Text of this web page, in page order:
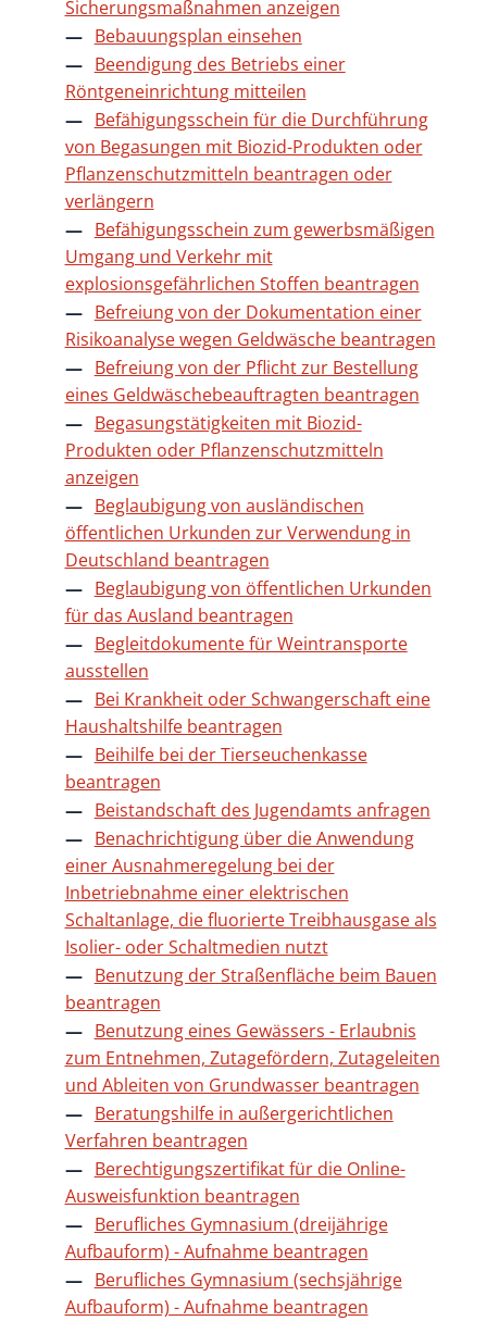
Sicherungsmaßnahmen anzeigen
Bebauungsplan einsehen
Beendigung des Betriebs einer
Röntgeneinrichtung mitteilen
Befähigungsschein für die Durchführung
von Begasungen mit Biozid-Produkten oder
Pflanzenschutzmitteln beantragen oder
verlängern
Befähigungsschein zum gewerbsmäßigen
Umgang und Verkehr mit
explosionsgefährlichen Stoffen beantragen
Befreiung von der Dokumentation einer
Risikoanalyse wegen Geldwäsche beantragen
Befreiung von der Pflicht zur Bestellung
eines Geldwäschebeauftragten beantragen
Begasungstätigkeiten mit Biozid-
Produkten oder Pflanzenschutzmitteln
anzeigen
Beglaubigung von ausländischen
öffentlichen Urkunden zur Verwendung in
Deutschland beantragen
Beglaubigung von öffentlichen Urkunden
für das Ausland beantragen
Begleitdokumente für Weintransporte
ausstellen
Bei Krankheit oder Schwangerschaft eine
Haushaltshilfe beantragen
Beihilfe bei der Tierseuchenkasse
beantragen
Beistandschaft des Jugendamts anfragen
Benachrichtigung über die Anwendung
einer Ausnahmeregelung bei der
Inbetriebnahme einer elektrischen
Schaltanlage, die fluorierte Treibhausgase als
Isolier- oder Schaltmedien nutzt
Benutzung der Straßenfläche beim Bauen
beantragen
Benutzung eines Gewässers - Erlaubnis
zum Entnehmen, Zutagefördern, Zutageleiten
und Ableiten von Grundwasser beantragen
Beratungshilfe in außergerichtlichen
Verfahren beantragen
Berechtigungszertifikat für die Online-
Ausweisfunktion beantragen
Berufliches Gymnasium (dreijährige
Aufbauform) - Aufnahme beantragen
Berufliches Gymnasium (sechsjährige
Aufbauform) - Aufnahme beantragen